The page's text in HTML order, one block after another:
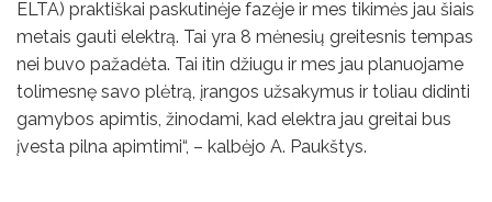
ELTA) praktiškai paskutinėje fazėje ir mes tikimės jau šiais
metais gauti elektrą. Tai yra 8 mėnesių greitesnis tempas
nei buvo pažadėta. Tai itin džiugu ir mes jau planuojame
tolimesnę savo plėtrą, įrangos užsakymus ir toliau didinti
gamybos apimtis, žinodami, kad elektra jau greitai bus
įvesta pilna apimtimi“, – kalbėjo A. Paukštys.